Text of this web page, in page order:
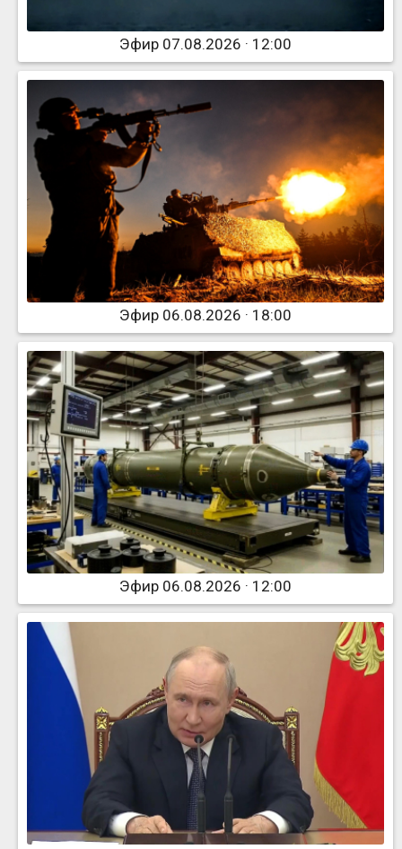
Эфир 07.08.2026 · 12:00
Эфир 06.08.2026 · 18:00
Эфир 06.08.2026 · 12:00